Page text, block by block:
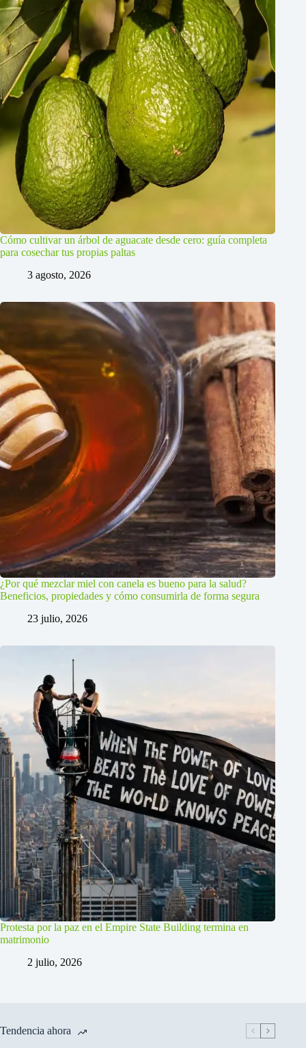
Cómo cultivar un árbol de aguacate desde cero: guía completa
para cosechar tus propias paltas
3 agosto, 2026
¿Por qué mezclar miel con canela es bueno para la salud?
Beneficios, propiedades y cómo consumirla de forma segura
23 julio, 2026
Protesta por la paz en el Empire State Building termina en
matrimonio
2 julio, 2026
Tendencia ahora